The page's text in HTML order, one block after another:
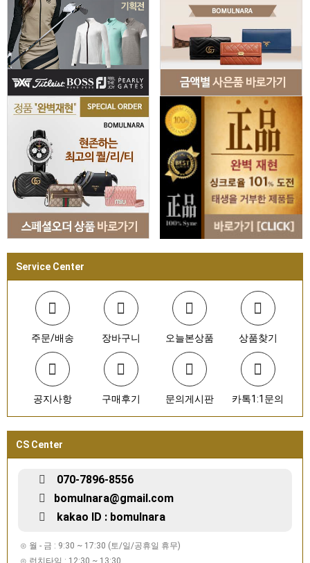
Service Center
주문/배송 장바구니 오늘본상품 상품찾기
공지사항 구매후기 문의게시판 카톡1:1문의
CS Center
070-7896-8556
bomulnara@gmail.com
kakao ID : bomulnara
⊙ 월 - 금 : 9:30 ~ 17:30 (토/일/공휴일 휴무)